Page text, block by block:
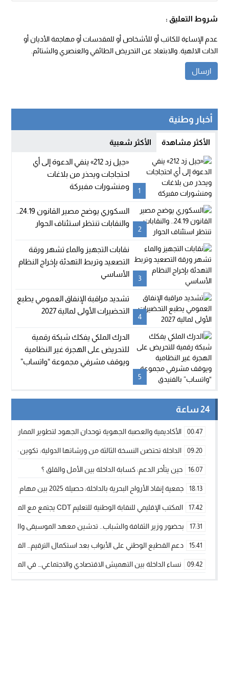
شروط التعليق :
عدم الإساءة للكاتب أو للأشخاص أو للمقدسات أو مهاجمة الأديان أو
الذات الالهية. والابتعاد عن التحريض الطائفي والعنصري والشتائم.
أخبار وطنية
الأكثر مشاهدة الأكثر شعبية
1
«جيل زد 212» ينفي الدعوة إلى أي
احتجاجات ويحذر من بلاغات
ومنشورات مفبركة
2
السكوري يوضح مصير القانون 24.19..
والنقابات تنتظر استئناف الحوار
3
نقابات التجهيز والماء تشهر ورقة
التصعيد وتربط التهدئة بإخراج النظام
الأساسي
4
تشديد مراقبة الإنفاق العمومي يطبع
التحضيرات الأولى لمالية 2027
5
الدرك الملكي يفكك شبكة رقمية
للتحريض على الهجرة غير النظامية
ويوقف مشرفي مجموعة “واتساب”
24 ساعة
00:47 الأكاديمية والعصبة الجهوية توحدان الجهود لتطوير الممارسة
09:20 الداخلة تحتضن النسخة الثالثة من ورشاتها الدولية: تكوين
16:07 حين يتأخر الدعم: كسابة الداخلة بين الأمل والقلق ؟
18:13 جمعية إنقاذ الأرواح البحرية بالداخلة: حصيلة 2025 بين مهام الإنقاذ ومشروع “دار البحار”
17:42 المكتب الإقليمي للنقابة الوطنية للتعليم CDT يجتمع مع المدير الإقليمي لمناقشة ملفات جوهرية لنساء ورجال التعليم
17:31 بحضور وزير الثقافة والشباب.. تدشين معهد الموسيقى والفنون
15:41 دعم القطيع الوطني على الأبواب بعد استكمال الترقيم…
09:42 نساء الداخلة بين التهميش الاقتصادي والاجتماعي… في المؤسسات